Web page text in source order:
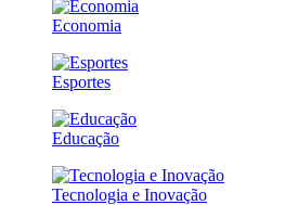
Economia
Esportes
Educação
Tecnologia e Inovação